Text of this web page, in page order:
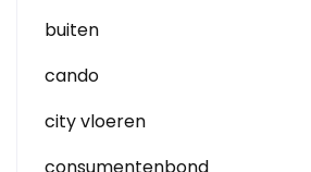
buiten
cando
city vloeren